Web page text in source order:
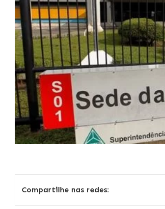
Compartilhe nas redes: